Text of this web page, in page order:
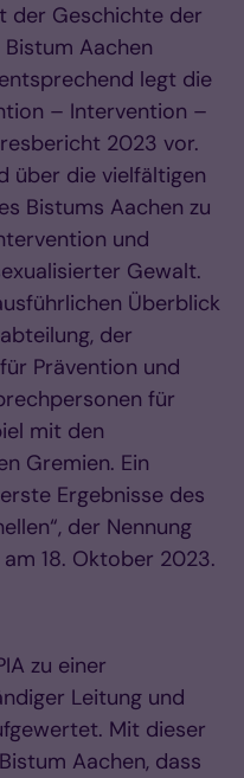
der Geschichte der
Aachen
legt die
– Intervention –
2023 vor.
über die vielfältigen
Bistums Aachen zu
und
Gewalt.
Überblick
der
Prävention und
für
mit den
Gremien. Ein
Ergebnisse des
der Nennung
18. Oktober 2023.
zu einer
Leitung und
Mit dieser
Aachen, dass